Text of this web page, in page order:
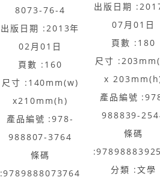
8073-76-4
出版日期 :2013年
02月01日
頁數 :160
尺寸 :140mm(w)
x210mm(h)
產品編號 :978-
988807-3764
條碼
:9789888073764
出版日期
07月01日
頁數 :180
尺寸
x
產品編號
988839-
條碼
分類 :文學